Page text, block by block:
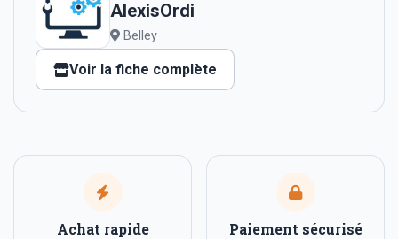
AlexisOrdi
Belley
Voir la fiche complète
Achat rapide Paiement sécurisé